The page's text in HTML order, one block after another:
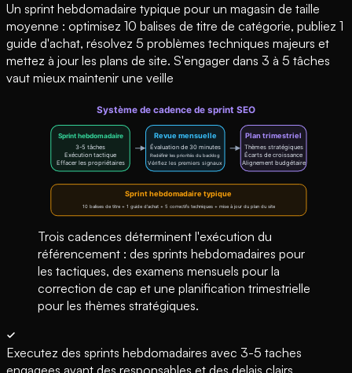
Un sprint hebdomadaire typique pour un magasin de taille
moyenne : optimisez 10 balises de titre de catégorie, publiez 1
guide d'achat, résolvez 5 problèmes techniques majeurs et
mettez à jour les plans de site. S'engager dans 3 à 5 tâches
vaut mieux maintenir une veille
Trois cadences déterminent l'exécution du
référencement : des sprints hebdomadaires pour
les tactiques, des examens mensuels pour la
correction de cap et une planification trimestrielle
pour les thèmes stratégiques.
Executez des sprints hebdomadaires avec 3-5 taches